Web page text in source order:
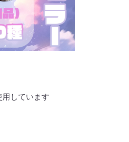
しています